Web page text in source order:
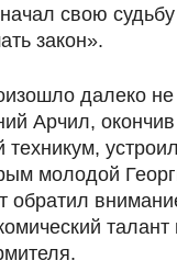
свою судьбу
закон».
далеко не
Арчил, окончив
молодой
обратил
талант